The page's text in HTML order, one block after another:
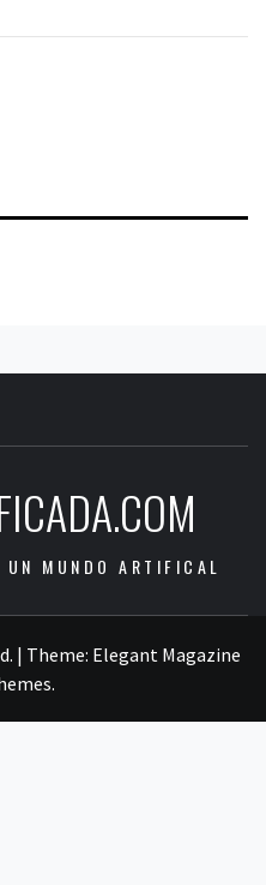
MUNDO ARTIFICAL
| Theme: Elegant Magazine
.